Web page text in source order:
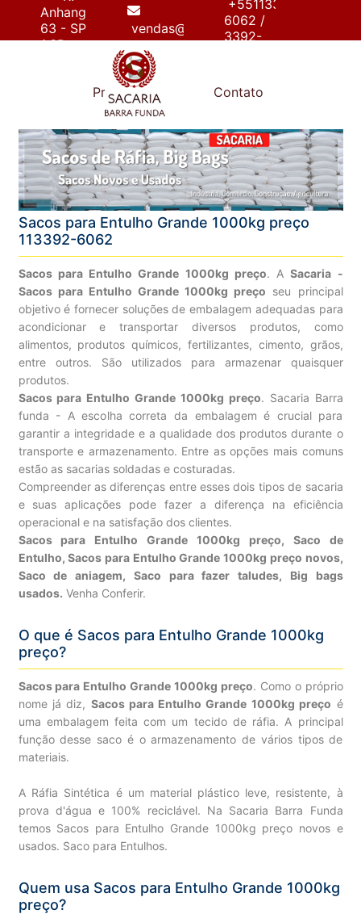
Anhanguera,
63 - SP
/ SP
vendas@sacariabarrafunda.com.br
+55113392-
6062 /
3392-
Produtos Contato
Sacos para Entulho Grande 1000kg preço
113392-6062
Sacos para Entulho Grande 1000kg preço. ASacaria -
Sacos para Entulho Grande 1000kg preço seu principal
objetivo é fornecer soluções de embalagem adequadas para
acondicionar e transportar diversos produtos, como
alimentos, produtos químicos, fertilizantes, cimento, grãos,
entre outros. São utilizados para armazenar quaisquer
produtos.
Sacos para Entulho Grande 1000kg preço. Sacaria Barra
funda - A escolha correta da embalagem é crucial para
garantir a integridade e a qualidade dos produtos durante o
transporte e armazenamento. Entre as opções mais comuns
estão as sacarias soldadas e costuradas.
Compreender as diferenças entre esses dois tipos de sacaria
e suas aplicações pode fazer a diferença na eficiência
operacional e na satisfação dos clientes.
Sacos para Entulho Grande 1000kg preço, Saco de
Entulho, Sacos para Entulho Grande 1000kg preço novos,
Saco de aniagem, Saco para fazer taludes, Big bags
usados. Venha Conferir.
O que é Sacos para Entulho Grande 1000kg
preço?
Sacos para Entulho Grande 1000kg preço. Como o próprio
nome já diz, Sacos para Entulho Grande 1000kg preço é
uma embalagem feita com um tecido de ráfia. A principal
função desse saco é o armazenamento de vários tipos de
materiais.
A Ráfia Sintética é um material plástico leve, resistente, à
prova d'água e 100% reciclável. Na Sacaria Barra Funda
temos Sacos para Entulho Grande 1000kg preço novos e
usados. Saco para Entulhos.
Quem usa Sacos para Entulho Grande 1000kg
preço?